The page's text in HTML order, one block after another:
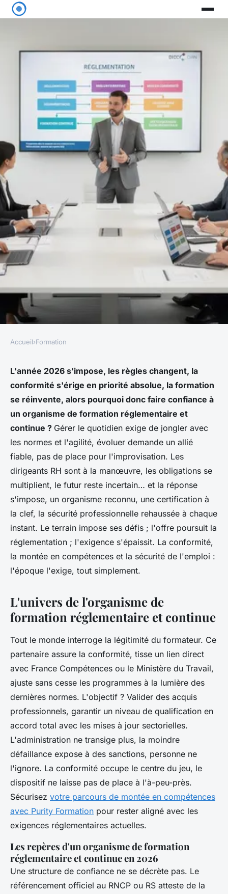
Pourquoi choisir un
organisme de formation
réglementaire et continue en
2026 ?
Sacha• 11 février 2026•7 min de lecture
Accueil›Formation
L'année 2026 s'impose, les règles changent, la
conformité s'érige en priorité absolue, la formation
se réinvente, alors pourquoi donc faire confiance à
un organisme de formation réglementaire et
continue ? Gérer le quotidien exige de jongler avec
les normes et l'agilité, évoluer demande un allié
fiable, pas de place pour l'improvisation. Les
dirigeants RH sont à la manœuvre, les obligations se
multiplient, le futur reste incertain… et la réponse
s'impose, un organisme reconnu, une certification à
la clef, la sécurité professionnelle rehaussée à chaque
instant. Le terrain impose ses défis ; l'offre poursuit la
réglementation ; l'exigence s'épaissit. La conformité,
la montée en compétences et la sécurité de l'emploi :
l'époque l'exige, tout simplement.
L'univers de l'organisme de
formation réglementaire et continue
Tout le monde interroge la légitimité du formateur. Ce
partenaire assure la conformité, tisse un lien direct
avec France Compétences ou le Ministère du Travail,
ajuste sans cesse les programmes à la lumière des
dernières normes. L'objectif ? Valider des acquis
professionnels, garantir un niveau de qualification en
accord total avec les mises à jour sectorielles.
L'administration ne transige plus, la moindre
défaillance expose à des sanctions, personne ne
l'ignore. La conformité occupe le centre du jeu, le
dispositif ne laisse pas de place à l'à-peu-près.
Sécurisez votre parcours de montée en compétences
avec Purity Formation pour rester aligné avec les
exigences réglementaires actuelles.
Les repères d'un organisme de formation
réglementaire et continue en 2026
Une structure de confiance ne se décrète pas. Le
référencement officiel au RNCP ou RS atteste de la